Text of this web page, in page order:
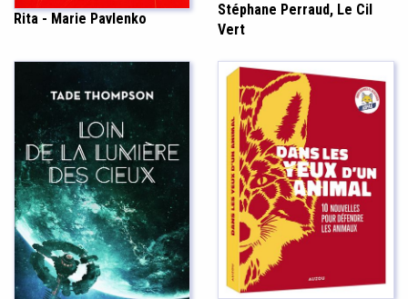
Rita - Marie Pavlenko
Stéphane Perraud, Le Cil
Vert